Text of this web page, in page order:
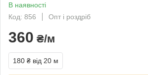
В наявності
Код: 856
Опт і роздріб
360 ₴/м
180 ₴ від 20 м